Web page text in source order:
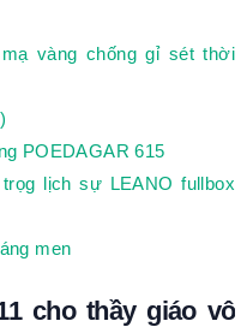
vàng chống gỉ sét thời
POEDAGAR 615
lịch sự LEANO fullbox
men
cho thầy giáo vô